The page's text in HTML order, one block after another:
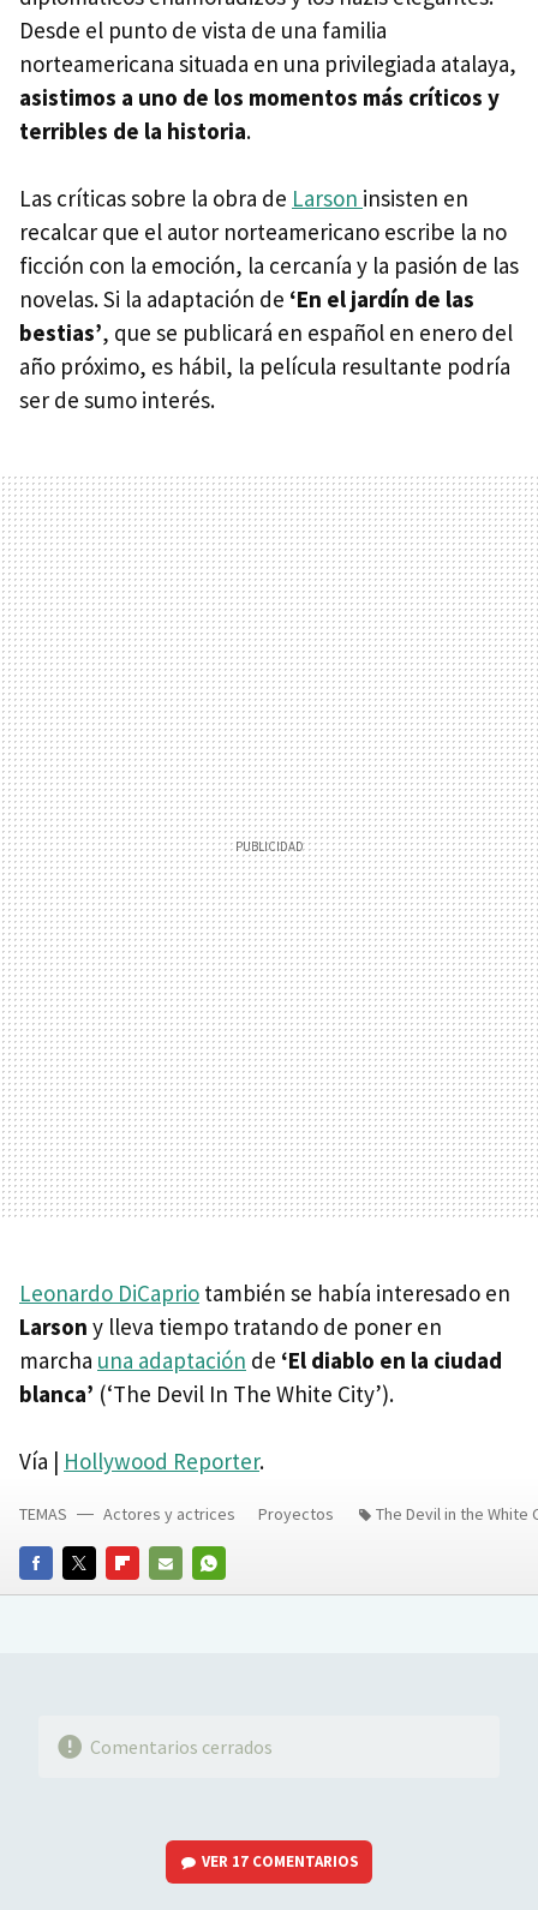
Desde el punto de vista de una familia
norteamericana situada en una privilegiada atalaya,
asistimos a uno de los momentos más críticos y
terribles de la historia.
Las críticas sobre la obra de Larson insisten en
recalcar que el autor norteamericano escribe la no
ficción con la emoción, la cercanía y la pasión de las
novelas. Si la adaptación de ‘En el jardín de las
bestias’, que se publicará en español en enero del
año próximo, es hábil, la película resultante podría
ser de sumo interés.
Leonardo DiCaprio también se había interesado en
Larson y lleva tiempo tratando de poner en
marcha una adaptación de ‘El diablo en la ciudad
blanca’ (‘The Devil In The White City’).
Vía | Hollywood Reporter.
FACEBOOKTWITTERFLIPBOARD
E-
WHATSAPP
TEMAS Actores y actrices Proyectos The Devil in the White
Comentarios cerrados
VER 17 COMENTARIOS